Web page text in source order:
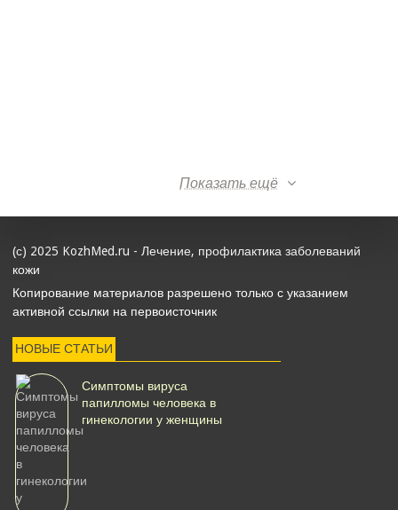
Показать ещё
(с) 2025 KozhMed.ru - Лечение, профилактика заболеваний
кожи
Копирование материалов разрешено только с указанием
активной ссылки на первоисточник
НОВЫЕ СТАТЬИ
Симптомы вируса
папилломы человека в
гинекологии у женщины